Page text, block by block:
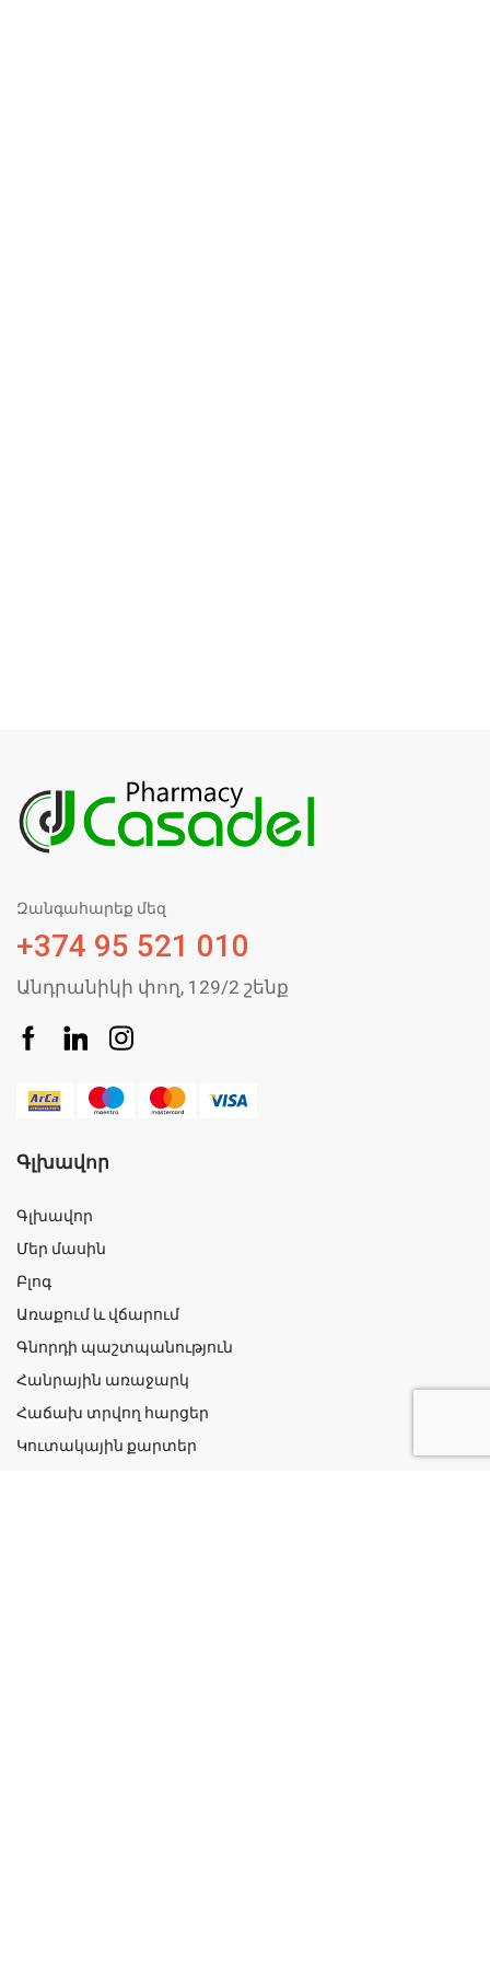
Զանգահարեք մեզ
+374 95 521 010
Անդրանիկի փող, 129/2 շենք
Գլխավոր
Գլխավոր
Մեր մասին
Բլոգ
Առաքում և վճարում
Գնորդի պաշտպանություն
Հանրային առաջարկ
Հաճախ տրվող հարցեր
Կուտակային քարտեր